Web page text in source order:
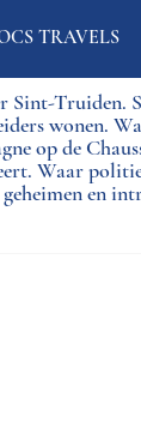
TRAVELS
Sint-Truiden.
wonen.
op de
Waar
en